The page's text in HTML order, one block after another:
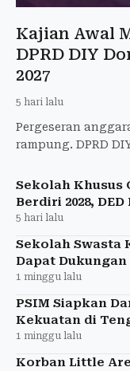
Kajian Awal
DPRD DIY
2027
5 hari lalu
Pergeseran
rampung. DPRD
stadion.
Sekolah Khusus
Berdiri 2028, DED
5 hari lalu
Sekolah Swasta
Dapat
1 minggu lalu
PSIM Siapkan
Kekuatan di
1 minggu lalu
Korban Little